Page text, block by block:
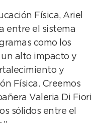
Física, Ariel
entre el sistema
como los
alto impacto y
y
Física. Creemos
Valeria Di Fiori
sólidos entre el